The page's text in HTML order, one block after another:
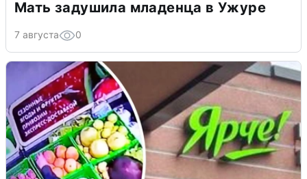
Мать задушила младенца в Ужуре
7 августа 0